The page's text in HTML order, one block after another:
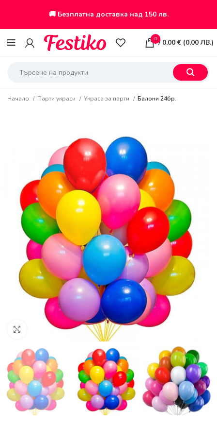
🚚 Безплатна доставка над 150 лв.
0 / 0,00€ (0,00 ЛВ.)
Начало Парти украси Украса за парти Балони 24бр.